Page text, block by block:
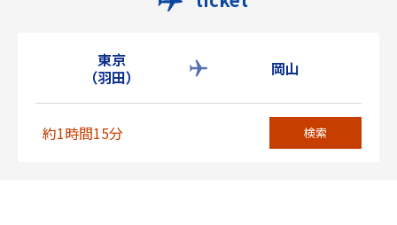
東京
（羽田）
岡山
約1時間15分 検索